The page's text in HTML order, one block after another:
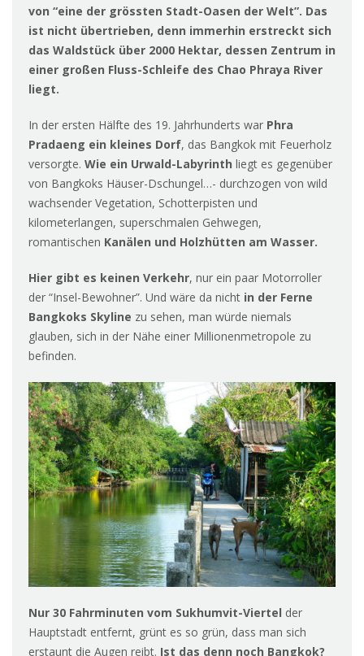
von “eine der grössten Stadt-Oasen der Welt”. Das
ist nicht übertrieben, denn immerhin erstreckt sich
das Waldstück über 2000 Hektar, dessen Zentrum in
einer großen Fluss-Schleife des Chao Phraya River
liegt.
In der ersten Hälfte des 19. Jahrhunderts war Phra
Pradaeng ein kleines Dorf, das Bangkok mit Feuerholz
versorgte. Wie ein Urwald-Labyrinth liegt es gegenüber
von Bangkoks Häuser-Dschungel…- durchzogen von wild
wachsender Vegetation, Schotterpisten und
kilometerlangen, superschmalen Gehwegen,
romantischen Kanälen und Holzhütten am Wasser.
Hier gibt es keinen Verkehr, nur ein paar Motorroller
der “Insel-Bewohner”. Und wäre da nicht in der Ferne
Bangkoks Skyline zu sehen, man würde niemals
glauben, sich in der Nähe einer Millionenmetropole zu
befinden.
Nur 30 Fahrminuten vom Sukhumvit-Viertel der
Hauptstadt entfernt, grünt es so grün, dass man sich
erstaunt die Augen reibt. Ist das denn noch Bangkok?